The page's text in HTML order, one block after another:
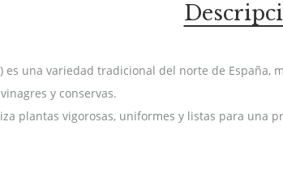
es una variedad tradicional del norte de España,
y conservas.
plantas vigorosas, uniformes y listas para una